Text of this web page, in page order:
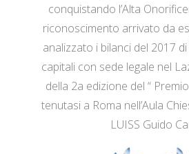
conquistando l’Alta
riconoscimento arrivato da
analizzato i bilanci del 2017
capitali con sede legale nel
della 2a edizione del “
tenutasi a Roma nell’Aula
LUISS Guido